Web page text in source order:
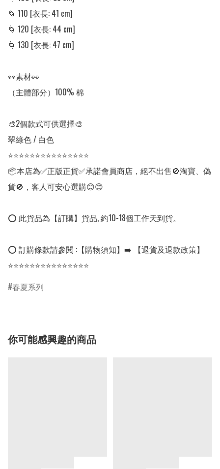
🌀 110 [衣長: 41 cm]
🌀 120 [衣長: 44 cm]
🌀 130 [衣長: 47 cm]
👀素材👀
（主體部分）100% 棉
🎨2個款式可供選擇🎨
翠綠色 / 白色
⭐⭐⭐⭐⭐⭐⭐⭐⭐⭐⭐⭐⭐⭐⭐
📦本店為✅正版正貨✅承諾會員商店，絕不出售🚫淘寶、偽
貨🚫，客人可安心選購😊😊
⭕ 此貨品為【訂購】貨品, 約10-18個工作天到貨。
⭕ 訂購條款請參閱 :【購物須知】➡️ 【退貨及退款政策】
⭐⭐⭐⭐⭐⭐⭐⭐⭐⭐⭐⭐⭐⭐⭐
春夏系列
你可能感興趣的商品